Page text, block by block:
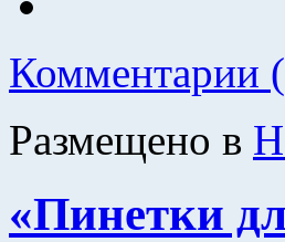
Комментарии
Размещено в
«Пинетки